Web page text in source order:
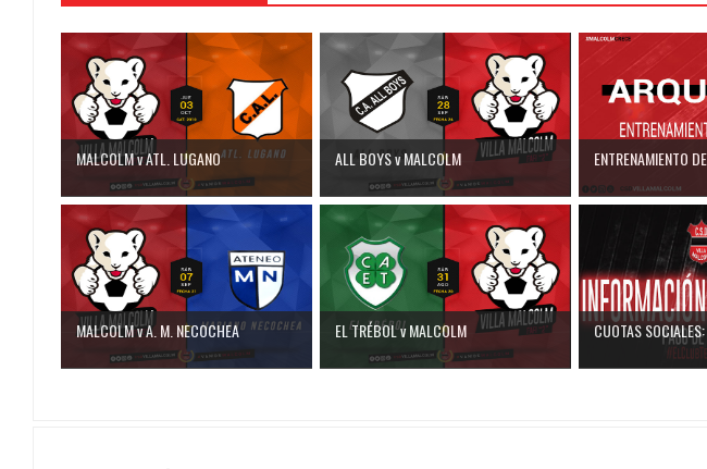
MALCOLM v ATL. LUGANO ALL BOYS v MALCOLM ENTRENAMIENTO
MALCOLM v A. M. NECOCHEA EL TRÉBOL v MALCOLM CUOTAS